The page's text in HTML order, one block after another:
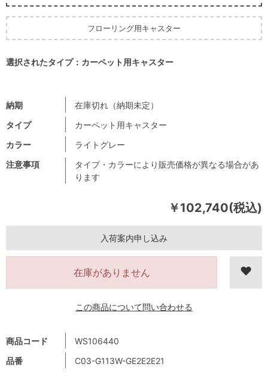
￥102,740(税込)
商品コード
WS106440
品番
C03-G113W-GE2E2E21
注意事項
タイプ・カラーにより販売価格が異なる場合があ
ります
納期
在庫切れ（納期未定）
タイプ
カーペット用キャスター
カラー
ライトグレー
フローリング用キャスター
選択されたタイプ：カーペット用キャスター
入荷案内申し込み
在庫がありません
この商品について問い合わせる